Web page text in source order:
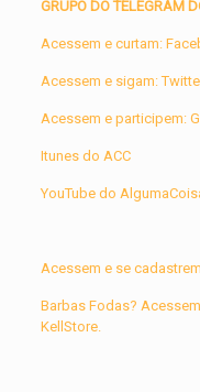
GRUPO DO TELEGRAM
Acessem e curtam:
Acessem e sigam:
Acessem e participem:
Itunes do ACC
YouTube do
Acessem e se
Barbas Fodas?
KellStore.